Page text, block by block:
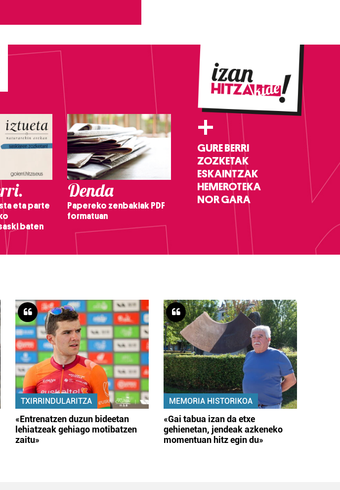
eta parte
baten
Denda
Papereko zenbakiak PDF
formatuan
+
GURE BERRI
ZOZKETAK
ESKAINTZAK
HEMEROTEKA
NOR GARA
TXIRRINDULARITZA
«Entrenatzen duzun bideetan
lehiatzeak gehiago motibatzen
zaitu»
MEMORIA HISTORIKOA
«Gai tabua izan da etxe
gehienetan, jendeak azkeneko
momentuan hitz egin du»